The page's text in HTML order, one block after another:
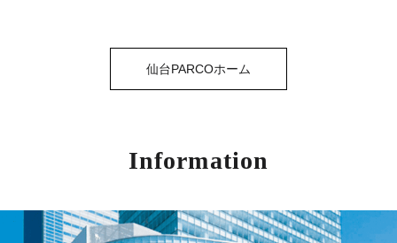
仙台PARCOホーム
Information